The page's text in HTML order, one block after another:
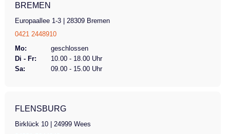
BREMEN
Europaallee 1-3 | 28309 Bremen
0421 2448910
Mo:
geschlossen
Di - Fr:
10.00 - 18.00 Uhr
Sa:
09.00 - 15.00 Uhr
FLENSBURG
Birklück 10 | 24999 Wees